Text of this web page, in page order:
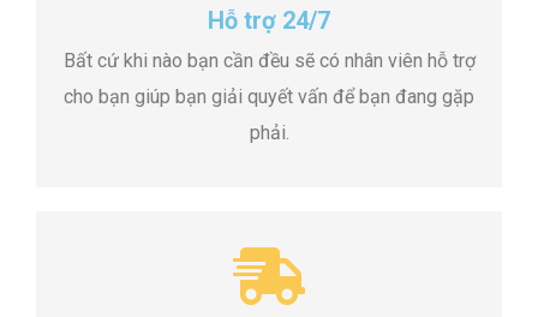
Hỗ trợ 24/7
Bất cứ khi nào bạn cần đều sẽ có nhân viên hỗ trợ
cho bạn giúp bạn giải quyết vấn để bạn đang gặp
phải.